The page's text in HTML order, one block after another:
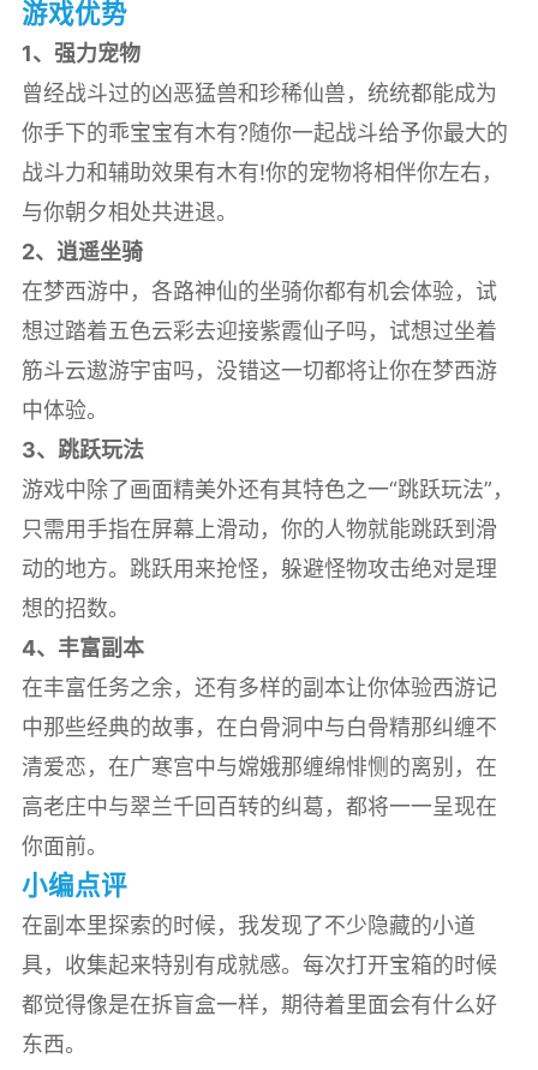
游戏优势
1、强力宠物
曾经战斗过的凶恶猛兽和珍稀仙兽，统统都能成为
你手下的乖宝宝有木有?随你一起战斗给予你最大的
战斗力和辅助效果有木有!你的宠物将相伴你左右，
与你朝夕相处共进退。
2、逍遥坐骑
在梦西游中，各路神仙的坐骑你都有机会体验，试
想过踏着五色云彩去迎接紫霞仙子吗，试想过坐着
筋斗云遨游宇宙吗，没错这一切都将让你在梦西游
中体验。
3、跳跃玩法
游戏中除了画面精美外还有其特色之一“跳跃玩法”，
只需用手指在屏幕上滑动，你的人物就能跳跃到滑
动的地方。跳跃用来抢怪，躲避怪物攻击绝对是理
想的招数。
4、丰富副本
在丰富任务之余，还有多样的副本让你体验西游记
中那些经典的故事，在白骨洞中与白骨精那纠缠不
清爱恋，在广寒宫中与嫦娥那缠绵悱恻的离别，在
高老庄中与翠兰千回百转的纠葛，都将一一呈现在
你面前。
小编点评
在副本里探索的时候，我发现了不少隐藏的小道
具，收集起来特别有成就感。每次打开宝箱的时候
都觉得像是在拆盲盒一样，期待着里面会有什么好
东西。